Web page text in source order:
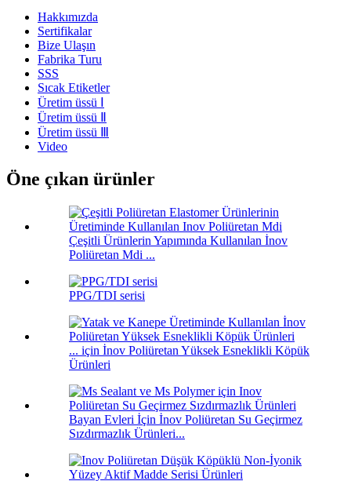
Hakkımızda
Sertifikalar
Bize Ulaşın
Fabrika Turu
SSS
Sıcak Etiketler
Üretim üssü Ⅰ
Üretim üssü Ⅱ
Üretim üssü Ⅲ
Video
Öne çıkan ürünler
Çeşitli Ürünlerin Yapımında Kullanılan İnov
Poliüretan Mdi ...
PPG/TDI serisi
... için İnov Poliüretan Yüksek Esneklikli Köpük
Ürünleri
Bayan Evleri İçin İnov Poliüretan Su Geçirmez
Sızdırmazlık Ürünleri...